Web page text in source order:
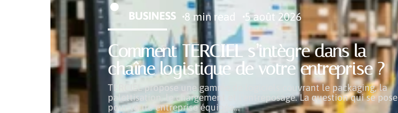
Comment TERCIEL s’intègre dans la
chaîne logistique de votre entreprise ?
TERCIEL propose une gamme de logiciels couvrant le packaging, la
palettisation, le chargement et l'entreposage. La question qui se pose
pour toute entreprise équipée…
BUSINESS 8 min read 5 août 2026